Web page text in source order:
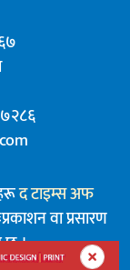
द टाइम्स अफ
वा प्रसारण
छ ।